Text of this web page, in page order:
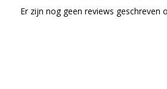
Er zijn nog geen reviews geschreven